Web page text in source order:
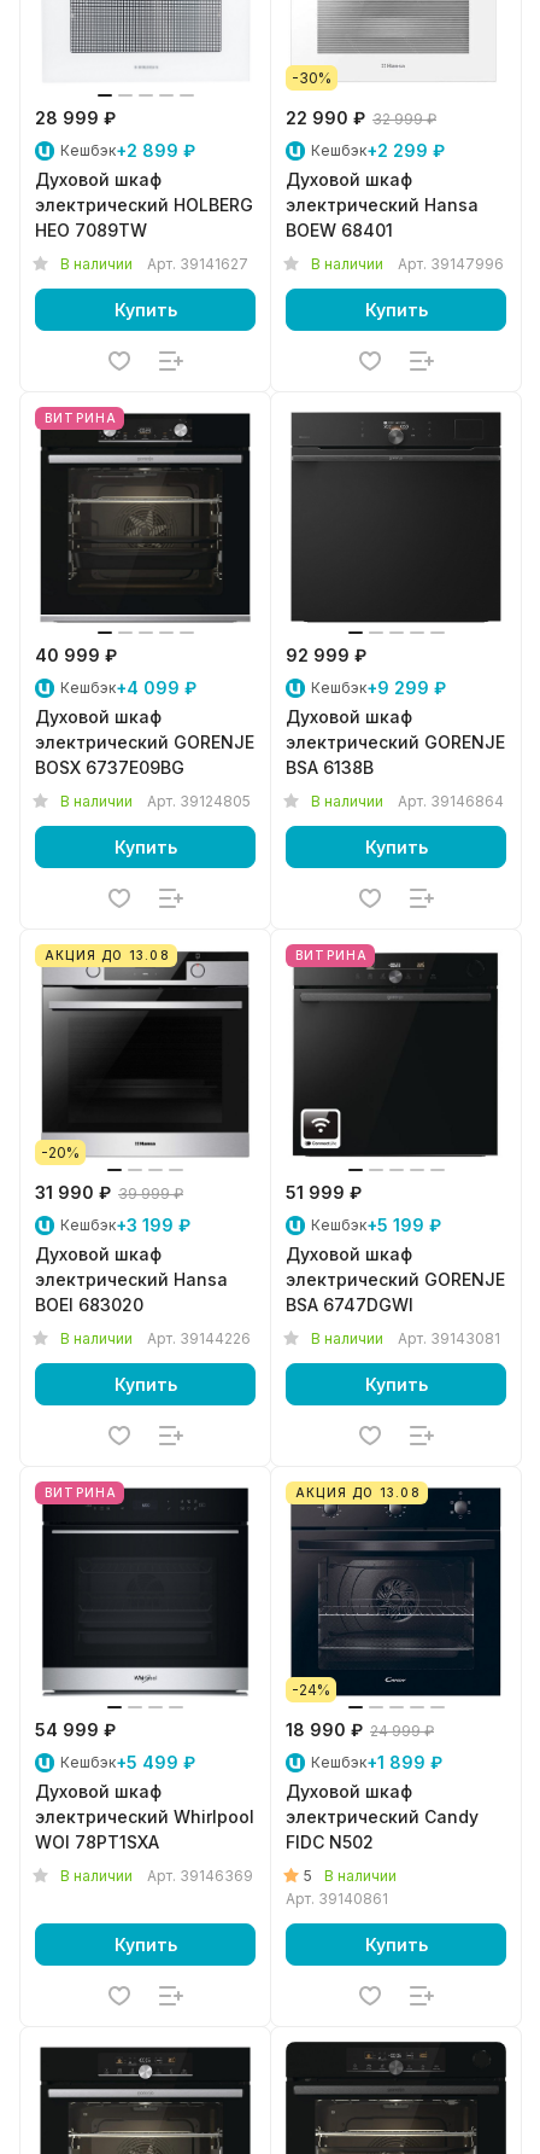
28 999 ₽
Кешбэк+2 899 ₽
Духовой шкаф
электрический HOLBERG
HEO 7089TW
В наличии Арт. 39141627
Купить
-30%
22 990 ₽ 32 999 ₽
Кешбэк+2 299 ₽
Духовой шкаф
электрический Hansa
BOEW 68401
В наличии Арт. 39147996
Купить
ВИТРИНА
40 999 ₽
Кешбэк+4 099 ₽
Духовой шкаф
электрический GORENJE
BOSX 6737E09BG
В наличии Арт. 39124805
Купить
92 999 ₽
Кешбэк+9 299 ₽
Духовой шкаф
электрический GORENJE
BSA 6138B
В наличии Арт. 39146864
Купить
АКЦИЯ ДО 13.08
-20%
31 990 ₽ 39 999 ₽
Кешбэк+3 199 ₽
Духовой шкаф
электрический Hansa
BOEI 683020
В наличии Арт. 39144226
Купить
ВИТРИНА
51 999 ₽
Кешбэк+5 199 ₽
Духовой шкаф
электрический GORENJE
BSA 6747DGWI
В наличии Арт. 39143081
Купить
ВИТРИНА
54 999 ₽
Кешбэк+5 499 ₽
Духовой шкаф
электрический Whirlpool
WOI 78PT1SXA
В наличии Арт. 39146369
Купить
АКЦИЯ ДО 13.08
-24%
18 990 ₽ 24 999 ₽
Кешбэк+1 899 ₽
Духовой шкаф
электрический Candy
FIDC N502
5
В наличии
Арт. 39140861
Купить